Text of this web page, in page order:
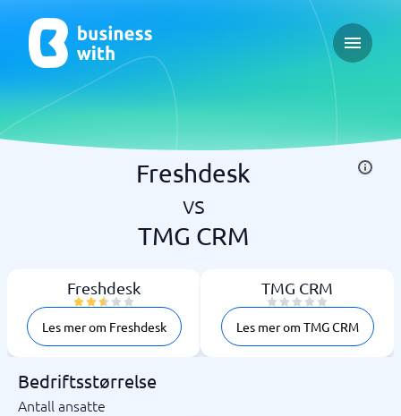
Open
Freshdesk
vs
TMG CRM
Freshdesk
Les mer om Freshdesk
TMG CRM
Les mer om TMG CRM
Bedriftsstørrelse
Antall ansatte